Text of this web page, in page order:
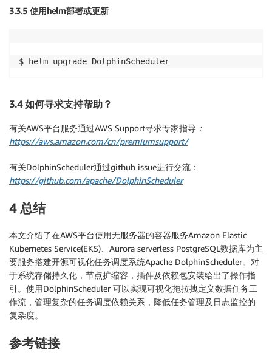
storage: {{
3.3.5 使用helm部署或更新
3.4 如何寻求支持帮助？
有关AWS平台服务通过AWS Support寻求专家指导 ：
https://aws.amazon.com/cn/premiumsupport/
有关DolphinScheduler通过github issue进行交流：
https://github.com/apache/DolphinScheduler
4 总结
本文介绍了在AWS平台使用无服务器的容器服务Amazon Elastic
Kubernetes Service(EKS)、Aurora serverless PostgreSQL数据库为主
要服务搭建开源可视化任务调度系统Apache DolphinScheduler。对
于系统存储持久化，节点扩缩容，插件及依赖包安装给出了操作指
引。使用DolphinScheduler 可以实现可视化拖拉拽定义数据任务工
作流，管理复杂的任务调度依赖关系，降低任务管理及日志监控的
复杂度。
参考链接